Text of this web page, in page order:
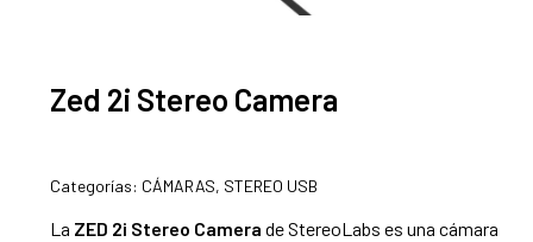
Zed 2i Stereo Camera
Categorías: CÁMARAS, STEREO USB
La ZED 2i Stereo Camera de StereoLabs es una cámara